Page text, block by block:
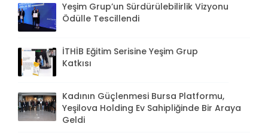
Yeşim Grup’un Sürdürülebilirlik Vizyonu
Ödülle Tescillendi
İTHİB Eğitim Serisine Yeşim Grup
Katkısı
Kadının Güçlenmesi Bursa Platformu,
Yeşilova Holding Ev Sahipliğinde Bir Araya
Geldi